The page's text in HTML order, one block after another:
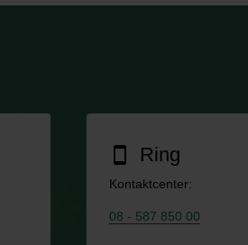
smartphone Ring
Kontaktcenter:
08 - 587 850 00